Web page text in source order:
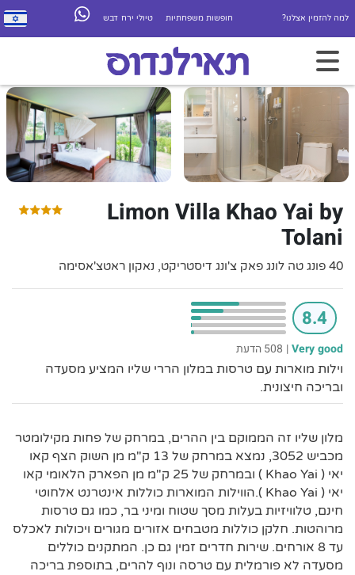
למה להזמין אצלנו? חופשות משפחתיות טיולי ירח דבש
Limon Villa Khao Yai by
Tolani
40 פונג טה לונג פאק צ'ונג דיסטריקט, נאקון ראטצ'אסימה
8.4
Very good
| 508 הדעת
וילות מוארות עם טרסות במלון הררי שליו המציע מסעדה
ובריכה חיצונית.
מלון שליו זה הממוקם בין ההרים, במרחק של פחות מקילומטר
מכביש 3052, נמצא במרחק של 13 ק"מ מן השוק הצף קאו
יאי ( Khao Yai ) ובמרחק של 25 ק"מ מן הפארק הלאומי קאו
יאי ( Khao Yai ).הווילות המוארות כוללות אינטרנט אלחוטי
חינם, טלוויזיות בעלות מסך שטוח ומיני בר, כמו גם טרסות
מרוהטות. חלקן כוללות מטבחים אזורים מגורים ויכולות לאכלס
עד 8 אורחים. שירות חדרים זמין גם כן. המתקנים כוללים
מסעדה לא פורמלית עם טרסה ונוף להרים, בתוספת בריכה